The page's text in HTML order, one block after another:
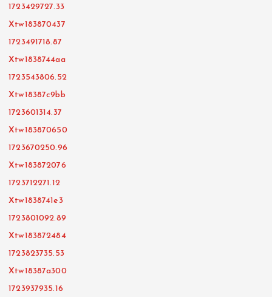
1723429727.33
Xtw183870437
1723491718.87
Xtw1838744aa
1723543806.52
Xtw18387c9bb
1723601314.37
Xtw183870650
1723670250.96
Xtw183872076
1723712271.12
Xtw1838741e3
1723801092.89
Xtw183872484
1723823735.53
Xtw18387a300
1723937935.16